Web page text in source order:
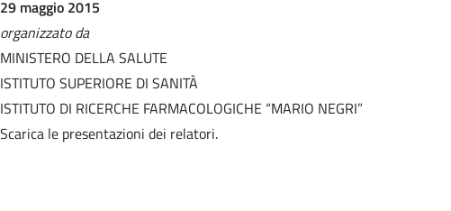
29 maggio 2015
organizzato da
MINISTERO DELLA SALUTE
ISTITUTO SUPERIORE DI SANITÀ
ISTITUTO DI RICERCHE FARMACOLOGICHE “MARIO NEGRI”
Scarica le presentazioni dei relatori.